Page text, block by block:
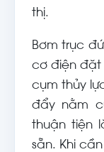
thị.
Bơm trục
cơ điện đặt
cụm thủy
đẩy nằm
thuận tiện
sẵn. Khi